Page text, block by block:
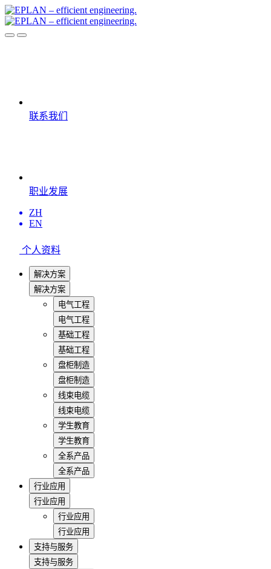
联系我们
职业发展
ZH
EN
个人资料
解决方案
解决方案
电气工程
电气工程
基础工程
基础工程
盘柜制造
盘柜制造
线束电缆
线束电缆
学生教育
学生教育
全系产品
全系产品
行业应用
行业应用
行业应用
行业应用
支持与服务
支持与服务